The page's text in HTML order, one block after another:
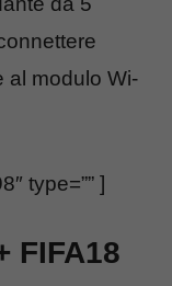
al modulo Wi-
type=”” ]
FIFA18